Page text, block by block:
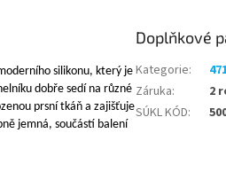
silikonu, který je
dobře sedí na různé
prsní tkáň a zajišťuje
jemná, součástí balení
Doplňkové
Kategorie:
Záruka:
2
SÚKL KÓD: